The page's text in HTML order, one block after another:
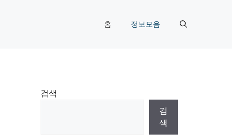
홈 정보모음
검색
검
색